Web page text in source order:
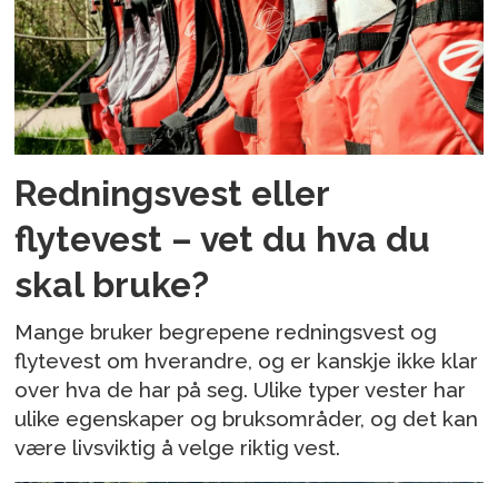
Redningsvest eller
flytevest – vet du hva du
skal bruke?
Mange bruker begrepene redningsvest og
flytevest om hverandre, og er kanskje ikke klar
over hva de har på seg. Ulike typer vester har
ulike egenskaper og bruksområder, og det kan
være livsviktig å velge riktig vest.